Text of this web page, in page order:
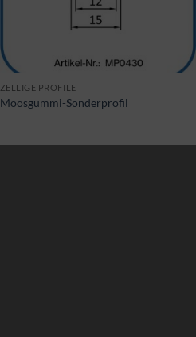
ZELLIGE PROFILE
Moosgummi-Sonderprofil